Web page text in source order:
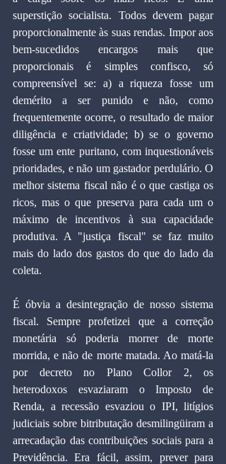
superstição socialista. Todos devem pagar
proporcionalmente às suas rendas. Impor aos
bem-sucedidos encargos mais que
proporcionais é simples confisco, só
compreensível se: a) a riqueza fosse um
demérito a ser punido e não, como
frequentemente ocorre, o resultado de maior
diligência e criatividade; b) se o governo
fosse um ente puritano, com inquestionáveis
prioridades, e não um gastador perdulário. O
melhor sistema fiscal não é o que castiga os
ricos, mas o que preserva para cada um o
máximo de incentivos à sua capacidade
produtiva. A "justiça fiscal" se faz muito
mais do lado dos gastos do que do lado da
coleta.
É óbvia a desintegração de nosso sistema
fiscal. Sempre profetizei que a correção
monetária só poderia morrer de morte
morrida, e não de morte matada. Ao matá-la
por decreto no Plano Collor 2, os
heterodoxos esvaziaram o Imposto de
Renda, a recessão esvaziou o IPI, litígios
judiciais sobre bitributação desmilingüiram a
arrecadação das contribuições sociais para a
Previdência. Era fácil, assim, prever para